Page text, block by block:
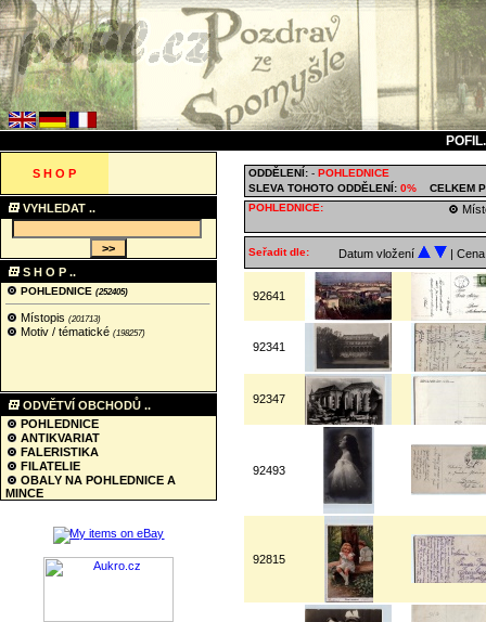
S H O P
VYHLEDAT ..
S H O P ..
POHLEDNICE (252405)
Místopis (201713)
Motiv / tématické (198257)
ODVĚTVÍ OBCHODŮ ..
POHLEDNICE
ANTIKVARIAT
FALERISTIKA
FILATELIE
OBALY NA POHLEDNICE A
MINCE
ODDĚLENÍ: - POHLEDNICE
SLEVA TOHOTO ODDĚLENÍ: 0%
CELKEM
POHLEDNICE:
Seřadit dle: Datum vložení |
92641
92341
92347
92493
92815